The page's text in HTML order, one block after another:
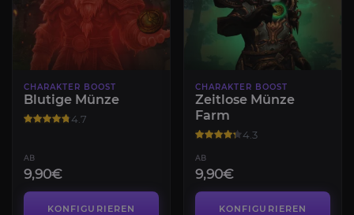
CHARAKTER BOOST
Blutige Münze
4.7
AB
9,90€
KONFIGURIEREN
CHARAKTER BOOST
Zeitlose Münze
Farm
4.3
AB
9,90€
KONFIGURIEREN